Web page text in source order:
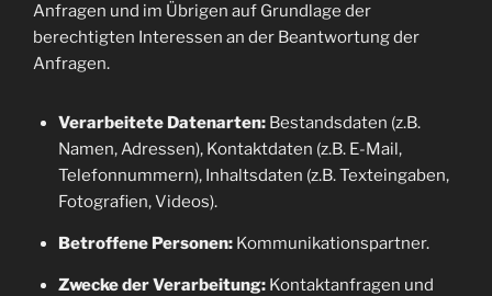
Anfragen und im Übrigen auf Grundlage der
berechtigten Interessen an der Beantwortung der
Anfragen.
Verarbeitete Datenarten:Bestandsdaten (z.B.
Namen, Adressen), Kontaktdaten (z.B. E-Mail,
Telefonnummern), Inhaltsdaten (z.B. Texteingaben,
Fotografien, Videos).
Betroffene Personen:Kommunikationspartner.
Zwecke der Verarbeitung:Kontaktanfragen und